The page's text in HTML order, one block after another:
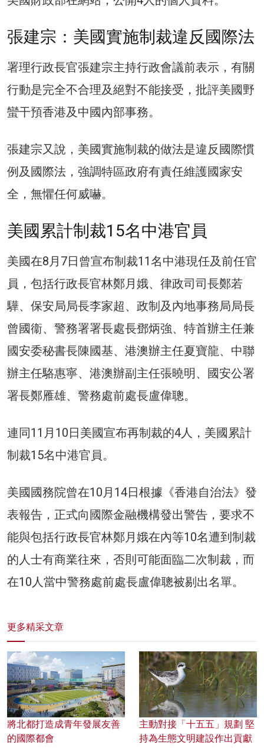
張建宗：美國實施制裁違反國際法
署理行政長官張建宗主持行政會議前表示，有關
行動是完全不合理及絕對不能接受，批評美國野
蠻干預香港及中國內部事務。
張建宗又說，美國實施制裁的做法是違反國際慣
例及國際法，強調特區政府有責任維護國家安
全，無懼任何威嚇。
美國累計制裁15名中港官員
美國在8月7日曾宣布制裁11名中港現任及前任官
員，包括行政長官林鄭月娥、律政司司長鄭若
驊、保安局局長李家超、政制及內地事務局局長
曾國衞、警務署署長處長鄧炳強、特首辦主任兼
國安委秘書長陳國基、港澳辦主任夏寶龍、中聯
辦主任駱惠寧、港澳辦副主任張曉明、國安公署
署長鄭雁雄、警務處前處長盧偉聰。
連同11月10日美國宣布再制裁的4人，美國累計
制裁15名中港官員。
美國國務院曾在10月14日根據《香港自治法》發
表報告，正式向國際金融機構發出警告，要求不
能與包括行政長官林鄭月娥在內等10名遭到制裁
的人士有商業往來，否則可能面臨二次制裁，而
在10人當中警務處前處長盧偉聰被剔出名單。
更多精采文章
將北都打造成青年發展友善
的國際都會
主動對接「十五五」規劃 堅
持為生態文明建設作出貢獻